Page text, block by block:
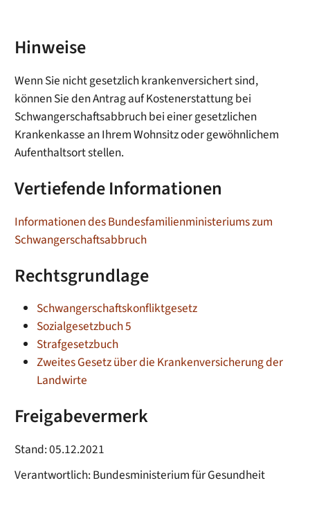
Hinweise
Wenn Sie nicht gesetzlich krankenversichert sind,
können Sie den Antrag auf Kostenerstattung bei
Schwangerschaftsabbruch bei einer gesetzlichen
Krankenkasse an Ihrem Wohnsitz oder gewöhnlichem
Aufenthaltsort stellen.
Vertiefende Informationen
Informationen des Bundesfamilienministeriums zum
Schwangerschaftsabbruch
Rechtsgrundlage
Schwangerschaftskonfliktgesetz
Sozialgesetzbuch 5
Strafgesetzbuch
Zweites Gesetz über die Krankenversicherung der
Landwirte
Freigabevermerk
Stand: 05.12.2021
Verantwortlich: Bundesministerium für Gesundheit